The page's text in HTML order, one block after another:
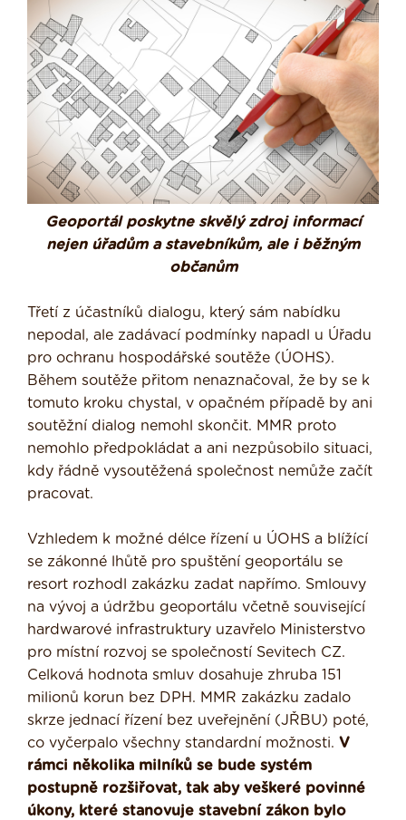
Geoportál poskytne skvělý zdroj informací
nejen úřadům a stavebníkům, ale i běžným
občanům
Třetí z účastníků dialogu, který sám nabídku
nepodal, ale zadávací podmínky napadl u Úřadu
pro ochranu hospodářské soutěže (ÚOHS).
Během soutěže přitom nenaznačoval, že by se k
tomuto kroku chystal, v opačném případě by ani
soutěžní dialog nemohl skončit. MMR proto
nemohlo předpokládat a ani nezpůsobilo situaci,
kdy řádně vysoutěžená společnost nemůže začít
pracovat.
Vzhledem k možné délce řízení u ÚOHS a blížící
se zákonné lhůtě pro spuštění geoportálu se
resort rozhodl zakázku zadat napřímo. Smlouvy
na vývoj a údržbu geoportálu včetně související
hardwarové infrastruktury uzavřelo Ministerstvo
pro místní rozvoj se společností Sevitech CZ.
Celková hodnota smluv dosahuje zhruba 151
milionů korun bez DPH. MMR zakázku zadalo
skrze jednací řízení bez uveřejnění (JŘBU) poté,
co vyčerpalo všechny standardní možnosti. V
rámci několika milníků se bude systém
postupně rozšiřovat, tak aby veškeré povinné
úkony, které stanovuje stavební zákon bylo